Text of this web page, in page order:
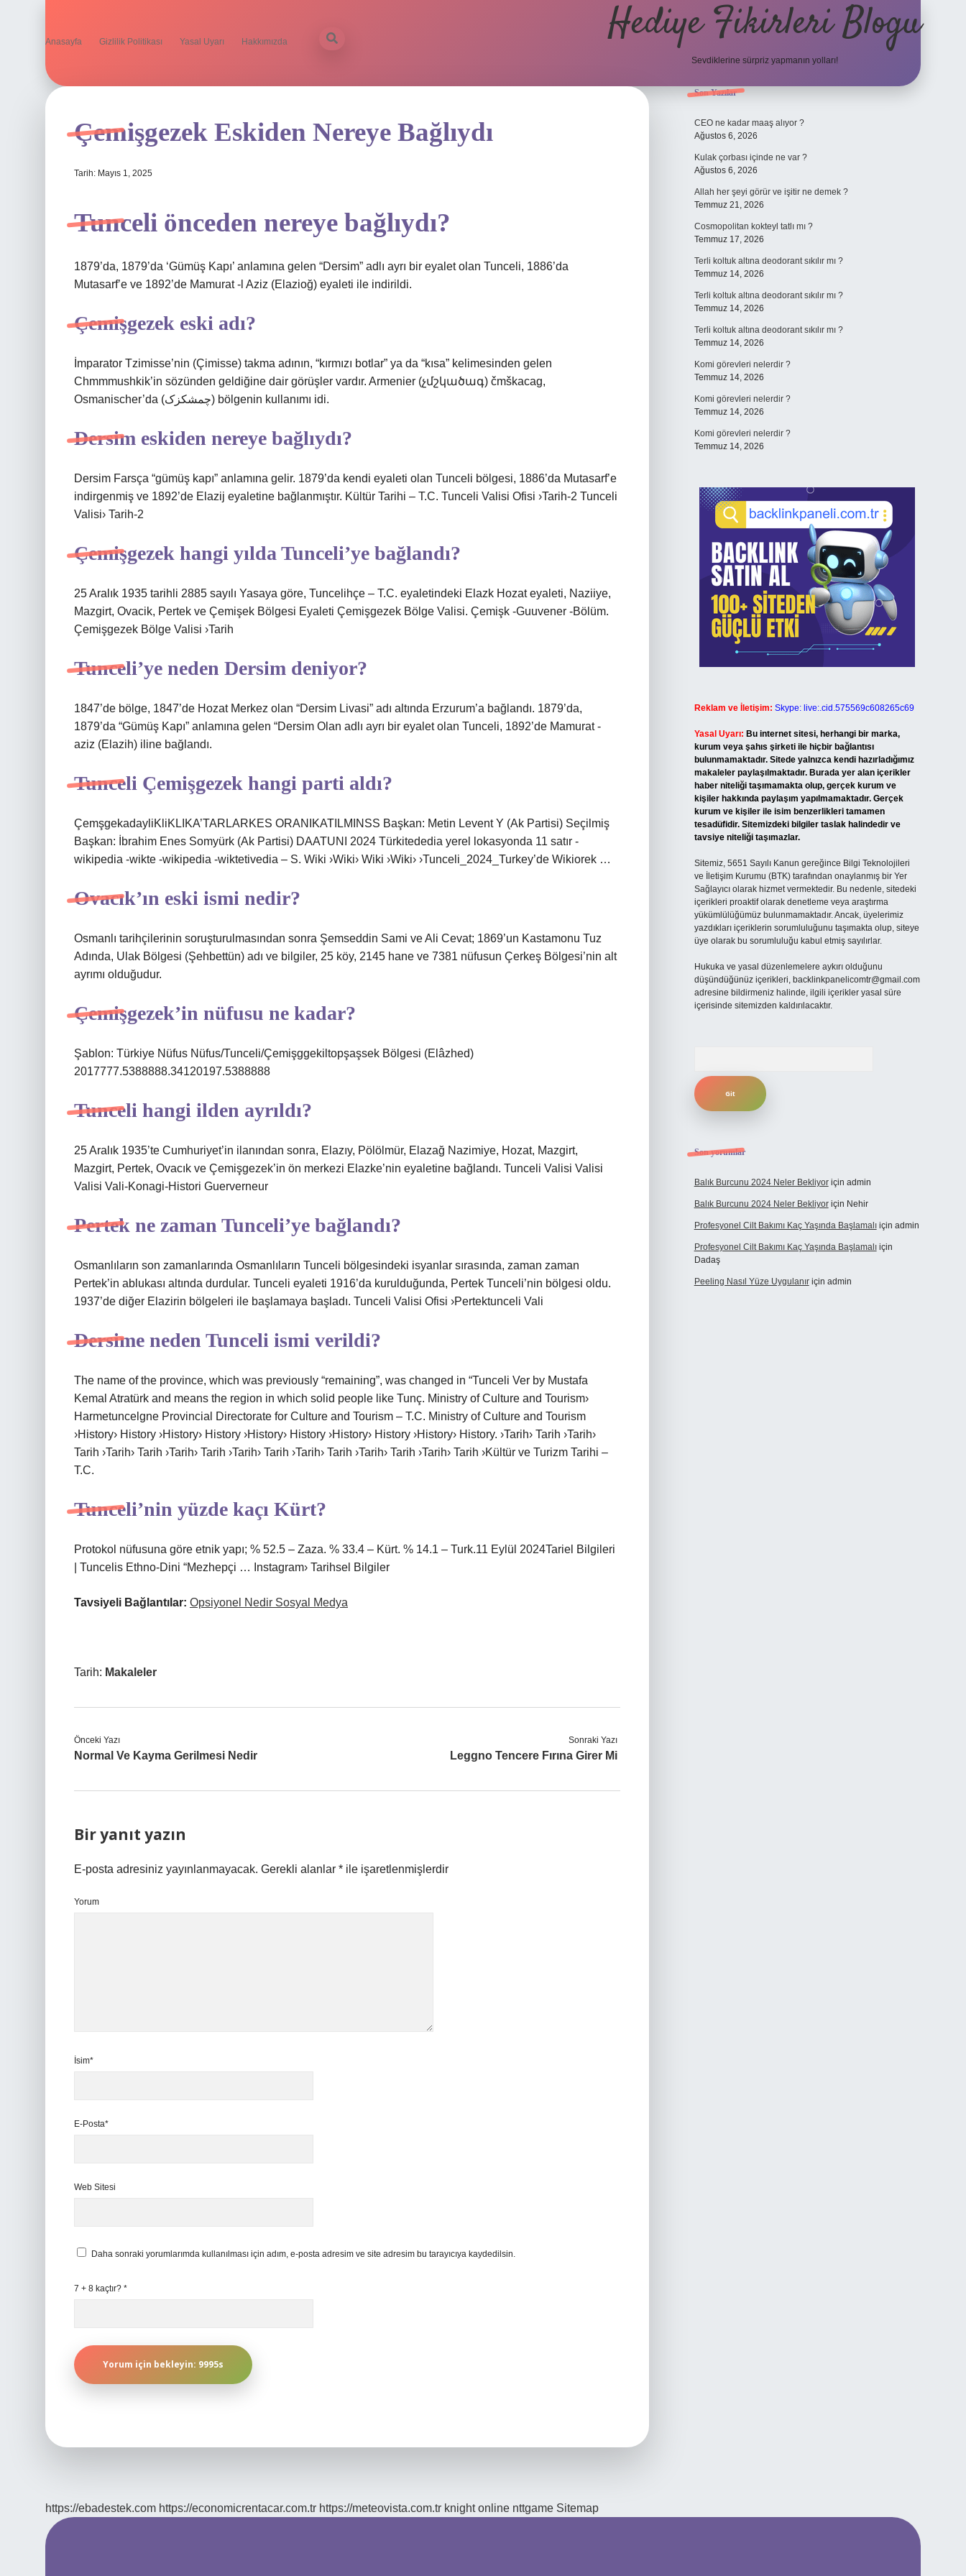
Anasayfa Gizlilik Politikası Yasal Uyarı Hakkımızda Hediye Fikirleri Blogu
Sevdiklerine sürpriz yapmanın yolları!
Çemişgezek Eskiden Nereye Bağlıydı
Tarih: Mayıs 1, 2025
Tunceli önceden nereye bağlıydı?
1879’da, 1879’da ‘Gümüş Kapı’ anlamına gelen “Dersim” adlı ayrı bir eyalet olan Tunceli, 1886’da
Mutasarf’e ve 1892’de Mamurat -l Aziz (Elazioğ) eyaleti ile indirildi.
Çemişgezek eski adı?
İmparator Tzimisse’nin (Çimisse) takma adının, “kırmızı botlar” ya da “kısa” kelimesinden gelen
Chmmmushkik’in sözünden geldiğine dair görüşler vardır. Armenier (չմշկածագ) čmškacag,
Osmanischer’da (چمشکزک) bölgenin kullanımı idi.
Dersim eskiden nereye bağlıydı?
Dersim Farsça “gümüş kapı” anlamına gelir. 1879’da kendi eyaleti olan Tunceli bölgesi, 1886’da Mutasarf’e
indirgenmiş ve 1892’de Elazij eyaletine bağlanmıştır. Kültür Tarihi – T.C. Tunceli Valisi Ofisi ›Tarih-2 Tunceli
Valisi› Tarih-2
Çemişgezek hangi yılda Tunceli’ye bağlandı?
25 Aralık 1935 tarihli 2885 sayılı Yasaya göre, Tuncelihçe – T.C. eyaletindeki Elazk Hozat eyaleti, Naziiye,
Mazgirt, Ovacik, Pertek ve Çemişek Bölgesi Eyaleti Çemişgezek Bölge Valisi. Çemişk -Guuvener -Bölüm.
Çemişgezek Bölge Valisi ›Tarih
Tunceli’ye neden Dersim deniyor?
1847’de bölge, 1847’de Hozat Merkez olan “Dersim Livasi” adı altında Erzurum’a bağlandı. 1879’da,
1879’da “Gümüş Kapı” anlamına gelen “Dersim Olan adlı ayrı bir eyalet olan Tunceli, 1892’de Mamurat -
aziz (Elazih) iline bağlandı.
Tunceli Çemişgezek hangi parti aldı?
ÇemşgekadayliKliKLIKA’TARLARKES ORANIKATILMINSS Başkan: Metin Levent Y (Ak Partisi) Seçilmiş
Başkan: İbrahim Enes Somyürk (Ak Partisi) DAATUNI 2024 Türkitededia yerel lokasyonda 11 satır -
wikipedia -wikte -wikipedia -wiktetivedia – S. Wiki ›Wiki› Wiki ›Wiki› ›Tunceli_2024_Turkey’de Wikiorek …
Ovacık’ın eski ismi nedir?
Osmanlı tarihçilerinin soruşturulmasından sonra Şemseddin Sami ve Ali Cevat; 1869’un Kastamonu Tuz
Adında, Ulak Bölgesi (Şehbettün) adı ve bilgiler, 25 köy, 2145 hane ve 7381 nüfusun Çerkeş Bölgesi’nin alt
ayrımı olduğudur.
Çemişgezek’in nüfusu ne kadar?
Şablon: Türkiye Nüfus Nüfus/Tunceli/Çemişggekiltopşaşsek Bölgesi (Elâzhed)
2017777.5388888.34120197.5388888
Tunceli hangi ilden ayrıldı?
25 Aralık 1935’te Cumhuriyet’in ilanından sonra, Elazıy, Pölölmür, Elazağ Nazimiye, Hozat, Mazgirt,
Mazgirt, Pertek, Ovacık ve Çemişgezek’in ön merkezi Elazke’nin eyaletine bağlandı. Tunceli Valisi Valisi
Valisi Vali-Konagi-Histori Guerverneur
Pertek ne zaman Tunceli’ye bağlandı?
Osmanlıların son zamanlarında Osmanlıların Tunceli bölgesindeki isyanlar sırasında, zaman zaman
Pertek’in ablukası altında durdular. Tunceli eyaleti 1916’da kurulduğunda, Pertek Tunceli’nin bölgesi oldu.
1937’de diğer Elazirin bölgeleri ile başlamaya başladı. Tunceli Valisi Ofisi ›Pertektunceli Vali
Dersime neden Tunceli ismi verildi?
The name of the province, which was previously “remaining”, was changed in “Tunceli Ver by Mustafa
Kemal Atratürk and means the region in which solid people like Tunç. Ministry of Culture and Tourism›
Harmetuncelgne Provincial Directorate for Culture and Tourism – T.C. Ministry of Culture and Tourism
›History› History ›History› History ›History› History ›History› History ›History› History. ›Tarih› Tarih ›Tarih›
Tarih ›Tarih› Tarih ›Tarih› Tarih ›Tarih› Tarih ›Tarih› Tarih ›Tarih› Tarih ›Tarih› Tarih ›Kültür ve Turizm Tarihi –
T.C.
Tunceli’nin yüzde kaçı Kürt?
Protokol nüfusuna göre etnik yapı; % 52.5 – Zaza. % 33.4 – Kürt. % 14.1 – Turk.11 Eylül 2024Tariel Bilgileri
| Tuncelis Ethno-Dini “Mezhepçi … Instagram› Tarihsel Bilgiler
Tavsiyeli Bağlantılar: Opsiyonel Nedir Sosyal Medya
Tarih: Makaleler
Önceki Yazı
Normal Ve Kayma Gerilmesi Nedir
Sonraki Yazı
Leggno Tencere Fırına Girer Mi
Bir yanıt yazın
E-posta adresiniz yayınlanmayacak. Gerekli alanlar * ile işaretlenmişlerdir
Yorum
İsim*
E-Posta*
Web Sitesi
Daha sonraki yorumlarımda kullanılması için adım, e-posta adresim ve site adresim bu tarayıcıya kaydedilsin.
7 + 8 kaçtır? *
https://ebadestek.com https://economicrentacar.com.tr https://meteovista.com.tr knight online nttgame Sitemap
Sidebar
Son Yazılar
CEO ne kadar maaş alıyor ?
Ağustos 6, 2026
Kulak çorbası içinde ne var ?
Ağustos 6, 2026
Allah her şeyi görür ve işitir ne demek ?
Temmuz 21, 2026
Cosmopolitan kokteyl tatlı mı ?
Temmuz 17, 2026
Terli koltuk altına deodorant sıkılır mı ?
Temmuz 14, 2026
Terli koltuk altına deodorant sıkılır mı ?
Temmuz 14, 2026
Terli koltuk altına deodorant sıkılır mı ?
Temmuz 14, 2026
Komi görevleri nelerdir ?
Temmuz 14, 2026
Komi görevleri nelerdir ?
Temmuz 14, 2026
Komi görevleri nelerdir ?
Temmuz 14, 2026
Reklam ve İletişim: Skype: live:.cid.575569c608265c69
Yasal Uyarı: Bu internet sitesi, herhangi bir marka,
kurum veya şahıs şirketi ile hiçbir bağlantısı
bulunmamaktadır. Sitede yalnızca kendi hazırladığımız
makaleler paylaşılmaktadır. Burada yer alan içerikler
haber niteliği taşımamakta olup, gerçek kurum ve
kişiler hakkında paylaşım yapılmamaktadır. Gerçek
kurum ve kişiler ile isim benzerlikleri tamamen
tesadüfidir. Sitemizdeki bilgiler taslak halindedir ve
tavsiye niteliği taşımazlar.
Sitemiz, 5651 Sayılı Kanun gereğince Bilgi Teknolojileri
ve İletişim Kurumu (BTK) tarafından onaylanmış bir Yer
Sağlayıcı olarak hizmet vermektedir. Bu nedenle, sitedeki
içerikleri proaktif olarak denetleme veya araştırma
yükümlülüğümüz bulunmamaktadır. Ancak, üyelerimiz
yazdıkları içeriklerin sorumluluğunu taşımakta olup, siteye
üye olarak bu sorumluluğu kabul etmiş sayılırlar.
Hukuka ve yasal düzenlemelere aykırı olduğunu
düşündüğünüz içerikleri, backlinkpanelicomtr@gmail.com
adresine bildirmeniz halinde, ilgili içerikler yasal süre
içerisinde sitemizden kaldırılacaktır.
Son yorumlar
Balık Burcunu 2024 Neler Bekliyoriçin admin
Balık Burcunu 2024 Neler Bekliyoriçin Nehir
Profesyonel Cilt Bakımı Kaç Yaşında Başlamalıiçin admin
Profesyonel Cilt Bakımı Kaç Yaşında Başlamalıiçin
Dadaş
Peeling Nasıl Yüze Uygulanıriçin admin